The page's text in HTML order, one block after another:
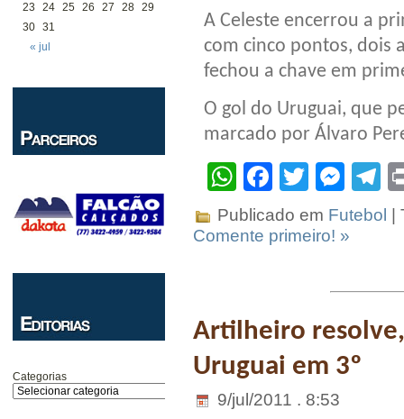
« jul
23
24 25 26 27 28 29
30 31
Categorias
A Celeste encerrou a
com cinco pontos, dois
fechou a chave em
O gol do Uruguai, que
marcado por Álvaro
WhatsApp
Facebook
Twitter
Publicado em Futebol
|
Comente primeiro! »
Artilheiro
Uruguai em 3º
9/jul/2011 . 8:53